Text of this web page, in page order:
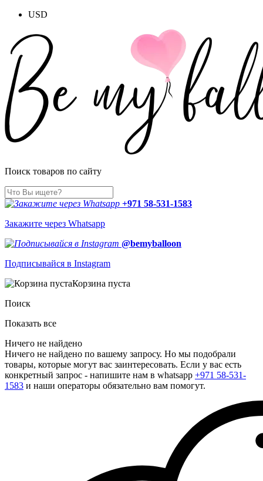
USD
Поиск товаров по сайту
+971 58-531-1583
Закажите через Whatsapp
@bemyballoon
Подписывайся в Instagram
Корзина пуста
Поиск
Показать все
Ничего не найдено
Ничего не найдено по вашему запросу. Но мы подобрали
товары, которые могут вас заинтересовать. Если у вас есть
конкретный запрос - напишите нам в whatsapp +971 58-531-
1583 и наши операторы обязательно вам помогут.